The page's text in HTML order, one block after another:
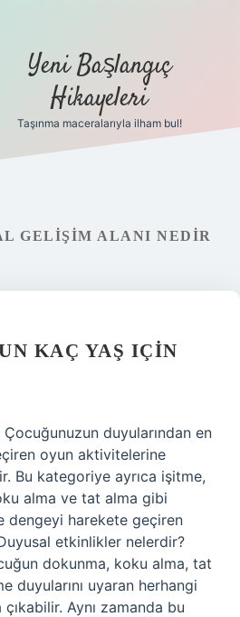
Yeni Başlangıç
Hikayeleri
Taşınma maceralarıyla ilham bul!
GELIŞIM ALANI NEDIR
KAÇ YAŞ IÇIN
duyularından en
oyun aktivitelerine
Bu kategoriye ayrıca işitme,
alma ve tat alma gibi
dengeyi harekete geçiren
etkinlikler nelerdir?
dokunma, koku alma, tat
duyularını uyaran herhangi
Aynı zamanda bu